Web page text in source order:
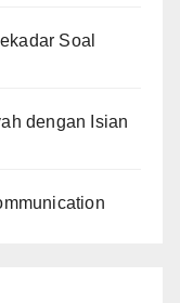
Soal
dengan Isian